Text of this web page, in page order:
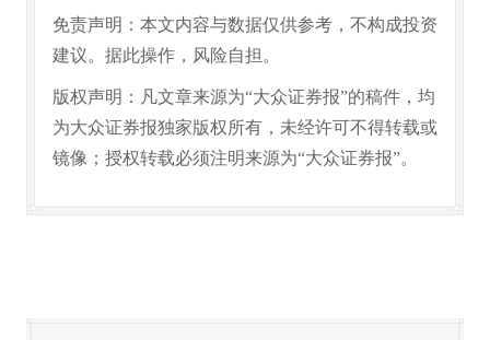
免责声明：本文内容与数据仅供参考，不构成投资
建议。据此操作，风险自担。
版权声明：凡文章来源为“大众证券报”的稿件，均
为大众证券报独家版权所有，未经许可不得转载或
镜像；授权转载必须注明来源为“大众证券报”。